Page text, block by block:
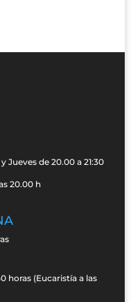
Jueves de 20.00 a 21:30
20.00 h
horas (Eucaristía a las